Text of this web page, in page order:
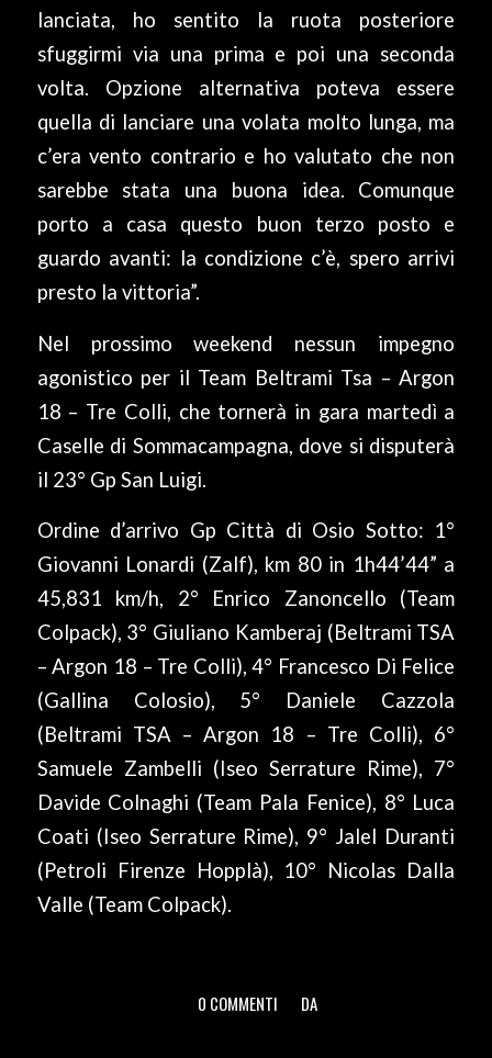
lanciata, ho sentito la ruota posteriore
sfuggirmi via una prima e poi una seconda
volta. Opzione alternativa poteva essere
quella di lanciare una volata molto lunga, ma
c’era vento contrario e ho valutato che non
sarebbe stata una buona idea. Comunque
porto a casa questo buon terzo posto e
guardo avanti: la condizione c’è, spero arrivi
presto la vittoria”.
Nel prossimo weekend nessun impegno
agonistico per il Team Beltrami Tsa – Argon
18 – Tre Colli, che tornerà in gara martedì a
Caselle di Sommacampagna, dove si disputerà
il 23° Gp San Luigi.
Ordine d’arrivo Gp Città di Osio Sotto: 1°
Giovanni Lonardi (Zalf), km 80 in 1h44’44” a
45,831 km/h, 2° Enrico Zanoncello (Team
Colpack), 3° Giuliano Kamberaj (Beltrami TSA
– Argon 18 – Tre Colli), 4° Francesco Di Felice
(Gallina Colosio), 5° Daniele Cazzola
(Beltrami TSA – Argon 18 – Tre Colli), 6°
Samuele Zambelli (Iseo Serrature Rime), 7°
Davide Colnaghi (Team Pala Fenice), 8° Luca
Coati (Iseo Serrature Rime), 9° Jalel Duranti
(Petroli Firenze Hopplà), 10° Nicolas Dalla
Valle (Team Colpack).
0 COMMENTI
/ DA